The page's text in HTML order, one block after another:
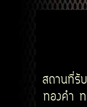
สถานที่รั
ทองคำ